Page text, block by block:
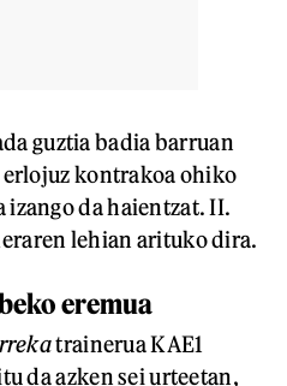
guztia badia barruan
kontrakoa ohiko
izango da haientzat. II.
lehian arituko dira.
eremua
trainerua KAE1
da azken sei urteetan,